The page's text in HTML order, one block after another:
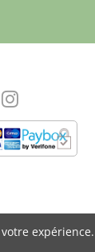
expérience.